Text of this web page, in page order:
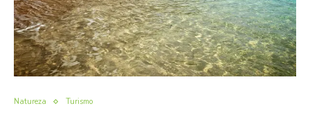
Natureza Turismo